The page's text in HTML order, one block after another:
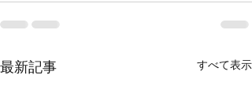
最新記事 すべて表示